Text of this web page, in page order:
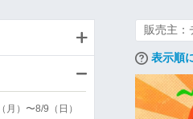
販売主：
表示順
月）〜8/9（日）